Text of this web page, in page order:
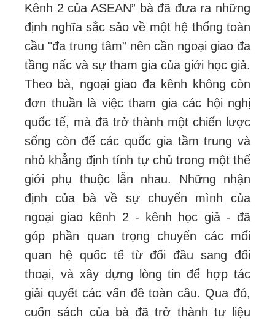
Kênh 2 của ASEAN” bà đã đưa ra những
định nghĩa sắc sảo về một hệ thống toàn
cầu "đa trung tâm” nên cần ngoại giao đa
tầng nấc và sự tham gia của giới học giả.
Theo bà, ngoại giao đa kênh không còn
đơn thuần là việc tham gia các hội nghị
quốc tế, mà đã trở thành một chiến lược
sống còn để các quốc gia tầm trung và
nhỏ khẳng định tính tự chủ trong một thế
giới phụ thuộc lẫn nhau. Những nhận
định của bà về sự chuyển mình của
ngoại giao kênh 2 - kênh học giả - đã
góp phần quan trọng chuyển các mối
quan hệ quốc tế từ đối đầu sang đối
thoại, và xây dựng lòng tin để hợp tác
giải quyết các vấn đề toàn cầu. Qua đó,
cuốn sách của bà đã trở thành tư liệu